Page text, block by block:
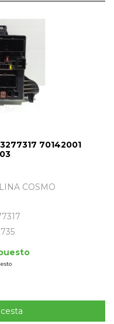
70142001
COSMO